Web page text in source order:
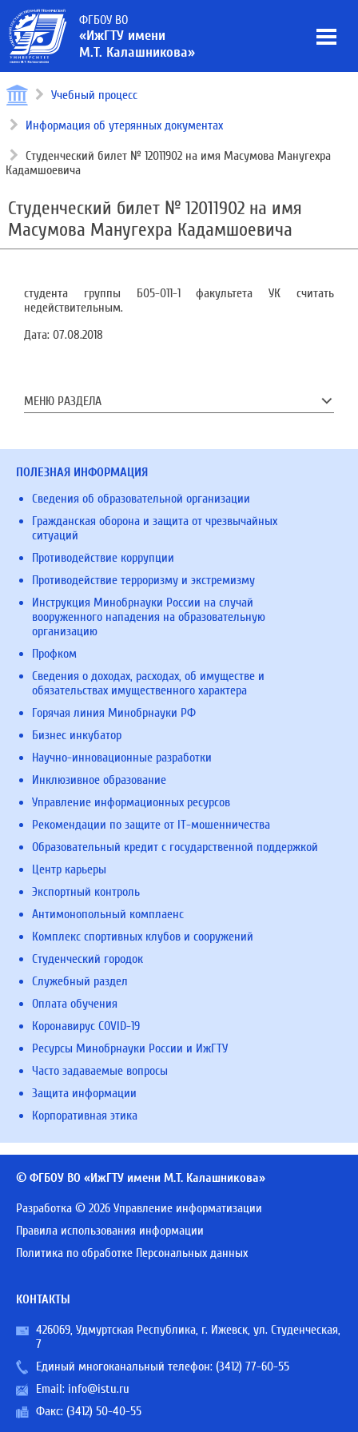
ФГБОУ ВО
«ИжГТУ имени
М.Т. Калашникова»
Учебный процесс
Информация об утерянных документах
Студенческий билет № 12011902 на имя Масумова Манугехра
Кадамшоевича
Студенческий билет № 12011902 на имя
Масумова Манугехра Кадамшоевича
студента группы Б05-011-1 факультета УК считать
недействительным.
Дата: 07.08.2018
МЕНЮ РАЗДЕЛА
ПОЛЕЗНАЯ ИНФОРМАЦИЯ
Сведения об образовательной организации
Гражданская оборона и защита от чрезвычайных
ситуаций
Противодействие коррупции
Противодействие терроризму и экстремизму
Инструкция Минобрнауки России на случай
вооруженного нападения на образовательную
организацию
Профком
Сведения о доходах, расходах, об имуществе и
обязательствах имущественного характера
Горячая линия Минобрнауки РФ
Бизнес инкубатор
Научно-инновационные разработки
Инклюзивное образование
Управление информационных ресурсов
Рекомендации по защите от IT-мошенничества
Образовательный кредит с государственной поддержкой
Центр карьеры
Экспортный контроль
Антимонопольный комплаенс
Комплекс спортивных клубов и сооружений
Студенческий городок
Служебный раздел
Оплата обучения
Коронавирус COVID-19
Ресурсы Минобрнауки России и ИжГТУ
Часто задаваемые вопросы
Защита информации
Корпоративная этика
© ФГБОУ ВО «ИжГТУ имени М.Т. Калашникова»
Разработка © 2026 Управление информатизации
Правила использования информации
Политика по обработке Персональных данных
КОНТАКТЫ
426069, Удмуртская Республика, г. Ижевск, ул. Студенческая,
7
Единый многоканальный телефон: (3412) 77-60-55
Email: info@istu.ru
Факс: (3412) 50-40-55